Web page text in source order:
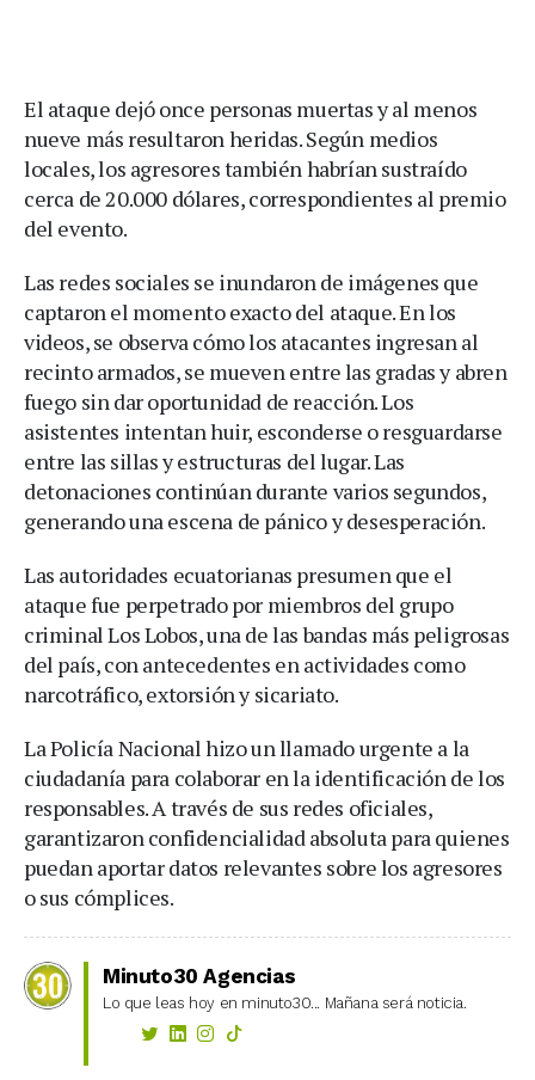
El ataque dejó once personas muertas y al menos
nueve más resultaron heridas. Según medios
locales, los agresores también habrían sustraído
cerca de 20.000 dólares, correspondientes al premio
del evento.
Las redes sociales se inundaron de imágenes que
captaron el momento exacto del ataque. En los
videos, se observa cómo los atacantes ingresan al
recinto armados, se mueven entre las gradas y abren
fuego sin dar oportunidad de reacción. Los
asistentes intentan huir, esconderse o resguardarse
entre las sillas y estructuras del lugar. Las
detonaciones continúan durante varios segundos,
generando una escena de pánico y desesperación.
Las autoridades ecuatorianas presumen que el
ataque fue perpetrado por miembros del grupo
criminal Los Lobos, una de las bandas más peligrosas
del país, con antecedentes en actividades como
narcotráfico, extorsión y sicariato.
La Policía Nacional hizo un llamado urgente a la
ciudadanía para colaborar en la identificación de los
responsables. A través de sus redes oficiales,
garantizaron confidencialidad absoluta para quienes
puedan aportar datos relevantes sobre los agresores
o sus cómplices.
Minuto30 Agencias
Lo que leas hoy en minuto30... Mañana será noticia.